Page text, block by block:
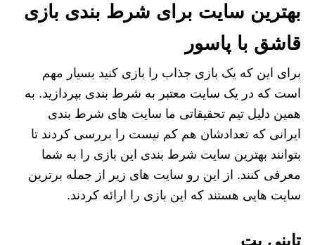
بهترین سایت برای شرط بندی بازی
قاشق با پاسور
برای این که یک بازی جذاب را بازی کنید بسیار مهم
است که در یک سایت معتبر به شرط بندی بپردازید. به
همین دلیل تیم تحقیقاتی ما سایت های شرط بندی
ایرانی که تعدادشان هم کم نیست را بررسی کردند تا
بتوانند بهترین سایت شرط بندی این بازی را به شما
معرفی کنند. از این رو سایت های زیر از جمله برترین
سایت هایی هستند که این بازی را ارائه کردند.
تاینی بت